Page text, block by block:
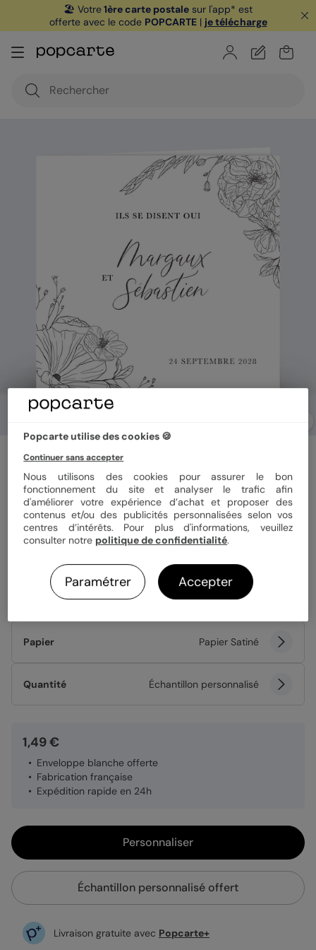
🏖️ Votre1ère carte postale sur l'app* est
offerte avec le code POPCARTE| je télécharge
Faire part mariage
Gravure Blanc
Couleur
Format 14x14 cm plié
Papier Papier Satiné
Quantité Échantillon personnalisé
1,49 €
Enveloppe blanche offerte
Fabrication française
Expédition rapide en 24h
Personnaliser
Échantillon personnalisé offert
Livraison gratuite avec Popcarte+
Popcarte utilise des cookies 🍪
Continuer sans accepter
Nous utilisons des cookies pour assurer le bon
fonctionnement du site et analyser le trafic afin
d'améliorer votre expérience d’achat et proposer des
contenus et/ou des publicités personnalisées selon vos
centres d’intérêts. Pour plus d'informations, veuillez
consulter notre politique de confidentialité.
Paramétrer Accepter